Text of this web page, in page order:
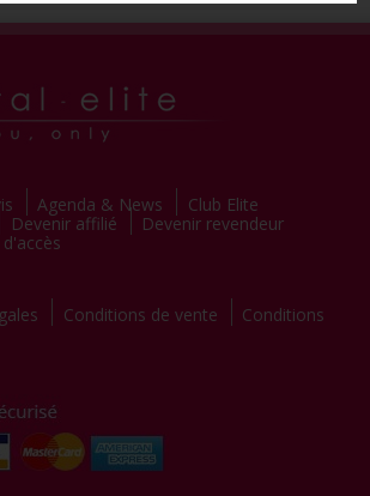
Agenda & News
Club Elite
Devenir affilié
Devenir revendeur
d'accès
Conditions de vente
Conditions